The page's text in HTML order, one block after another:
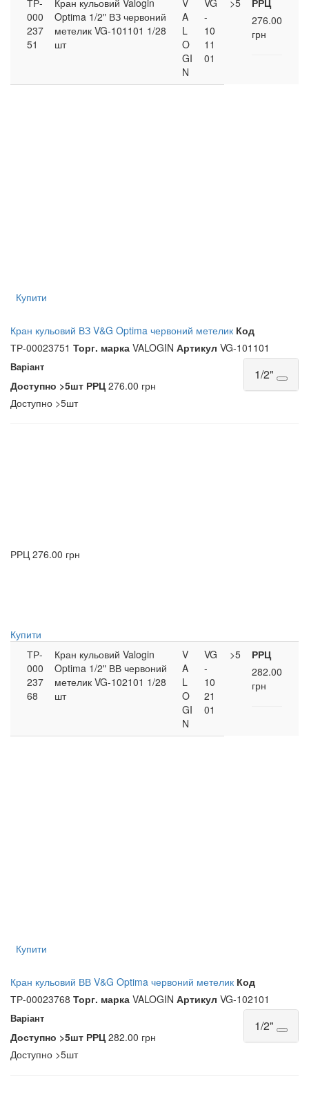
ТР-
000
237
51
Кран кульовий Valogin
Optima 1/2" ВЗ червоний
метелик VG-101101 1/28
шт
V
A
L
O
GI
N
VG
-
10
11
01
>5
РРЦ
276.00
грн
Купити
Кран кульовий ВЗ V&G Optima червоний метелик Код
ТР-00023751 Торг. марка VALOGIN Артикул VG-101101
Варіант 1/2"
Доступно >5шт РРЦ276.00 грн
Доступно >5шт
РРЦ 276.00 грн
Купити
ТР-
000
237
68
Кран кульовий Valogin
Optima 1/2" ВВ червоний
метелик VG-102101 1/28
шт
V
A
L
O
GI
N
VG
-
10
21
01
>5
РРЦ
282.00
грн
Купити
Кран кульовий ВВ V&G Optima червоний метелик Код
ТР-00023768 Торг. марка VALOGIN Артикул VG-102101
Варіант 1/2"
Доступно >5шт РРЦ282.00 грн
Доступно >5шт